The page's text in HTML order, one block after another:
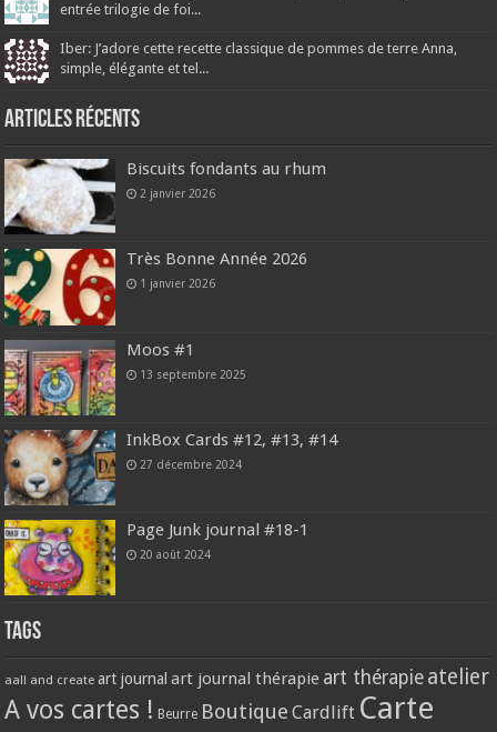
entrée trilogie de foi...
Iber: J’adore cette recette classique de pommes de terre Anna,
simple, élégante et tel...
Articles récents
Biscuits fondants au rhum
2 janvier 2026
Très Bonne Année 2026
1 janvier 2026
Moos #1
13 septembre 2025
InkBox Cards #12, #13, #14
27 décembre 2024
Page Junk journal #18-1
20 août 2024
Tags
aall and create art journal art journal thérapie art thérapie atelier
A vos cartes ! Beurre Boutique Cardlift Carte